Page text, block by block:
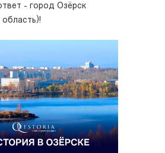
- город Озёрск
область)!